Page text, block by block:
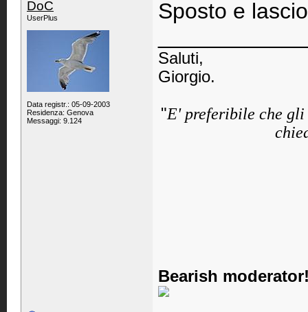
DoC
UserPlus
Data registr.: 05-09-2003
Residenza: Genova
Messaggi: 9.124
Sposto e
Saluti,
Giorgio.
"E' preferibile che
Bearish